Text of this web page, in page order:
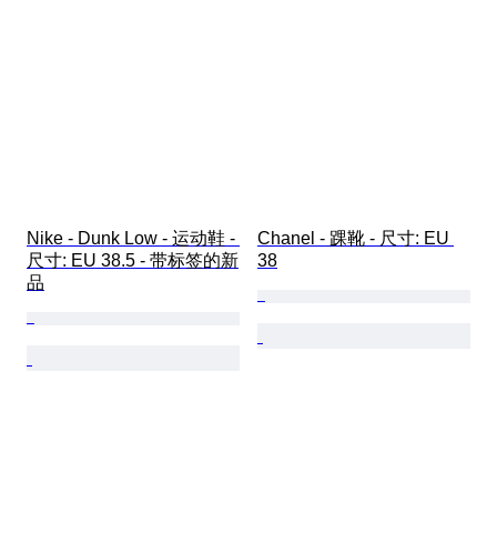
Nike - Dunk Low - 运动鞋 -
尺寸: EU 38.5 - 带标签的新
品
Chanel - 踝靴 - 尺寸: EU
38